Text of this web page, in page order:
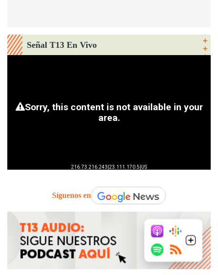
Señal T13 En Vivo
Síguenos en